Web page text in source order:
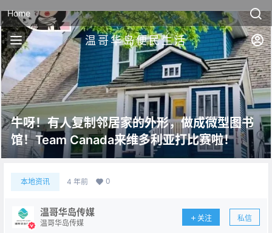
Home
温哥华岛便民生活
牛呀！有人复制邻居家的外形，做成微型图书
馆！Team Canada来维多利亚打比赛啦！
本地资讯 4 年前 0
温哥华岛传媒
温哥华岛传媒
关注 私信